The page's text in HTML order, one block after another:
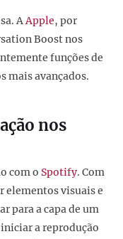
AApple, por
Boost nos
funções de
mais avançados.
nos
com o Spotify. Com
elementos visuais e
para a capa de um
a reprodução